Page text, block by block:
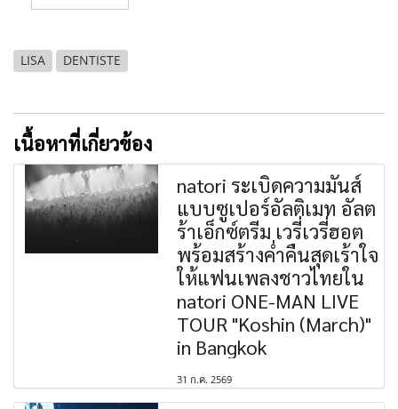
LISA DENTISTE
เนื้อหาที่เกี่ยวข้อง
natori ระเบิดความมันส์
แบบซูเปอร์อัลติเมท อัลต
ร้าเอ็กซ์ตรีม เวรี่เวรี่ฮอต
พร้อมสร้างค่ำคืนสุดเร้าใจ
ให้แฟนเพลงชาวไทยใน
natori ONE-MAN LIVE
TOUR "Koshin (March)"
in Bangkok
31 ก.ค. 2569